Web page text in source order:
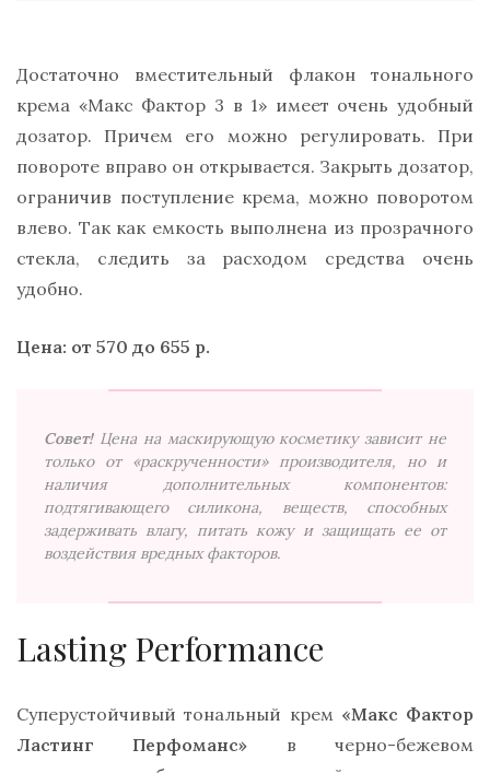
Достаточно вместительный флакон тонального
крема «Макс Фактор 3 в 1» имеет очень удобный
дозатор. Причем его можно регулировать. При
повороте вправо он открывается. Закрыть дозатор,
ограничив поступление крема, можно поворотом
влево. Так как емкость выполнена из прозрачного
стекла, следить за расходом средства очень
удобно.
Цена: от 570 до 655 р.
Совет! Цена на маскирующую косметику зависит не
только от «раскрученности» производителя, но и
наличия дополнительных компонентов:
подтягивающего силикона, веществ, способных
задерживать влагу, питать кожу и защищать ее от
воздействия вредных факторов.
Lasting Performance
Суперустойчивый тональный крем «Макс Фактор
Ластинг Перфоманс» в черно-бежевом